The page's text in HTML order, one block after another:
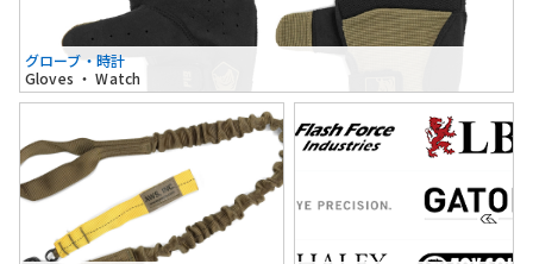
グローブ・時計
Gloves ・ Watch